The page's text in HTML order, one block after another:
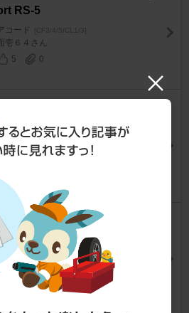
RS-5
コード [CF3/4/5/CL1/3]
壱６４さん
5
0
センサ
アコード [CF3/4/5/CL1/3]
さん
PIAA スーパースポイラ－ワイ
ー
アコード [CF3/4/5/CL1/3]
ＯＹＯヒッキ－さん